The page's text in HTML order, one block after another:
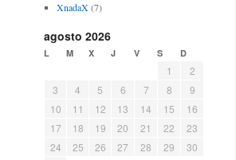
XnadaX(7)
agosto 2026
L M X J V S D
1
2
3
4 5 6 7 8
9
10
11 12 13 14 15
16
17
18 19 20 21 22
23
24
25 26 27 28 29
30